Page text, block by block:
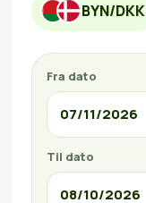
BYN/DKK
Fra dato
Til dato